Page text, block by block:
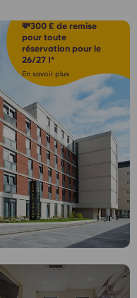
Langue
Español
Deutsch
French
💸300 £ de remise
pour toute
réservation pour le
26/27 !*
En savoir plus